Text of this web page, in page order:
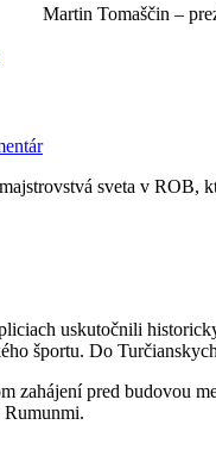
prezident
sveta v
uskutočnili
športu. Do
zahájení pred budovou
Rumunmi.